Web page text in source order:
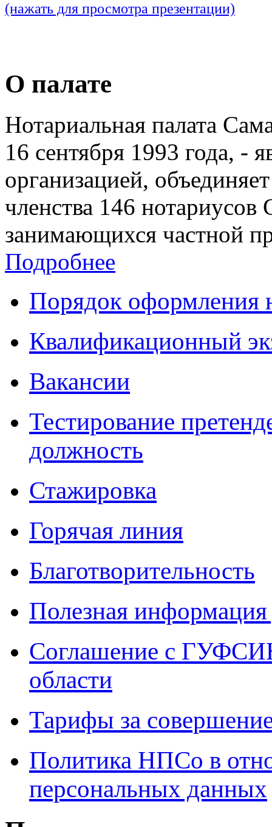
(нажать для просмотра презентации)
О палате
Нотариальная палата
16 сентября 1993 года, -
организацией,
членства 146 нотариусов
занимающихся частной
Подробнее
Порядок оформления
Квалификационный
Вакансии
Тестирование
должность
Стажировка
Горячая линия
Благотворительность
Полезная
Соглашение с
области
Тарифы за
Политика НПСо в
персональных данных